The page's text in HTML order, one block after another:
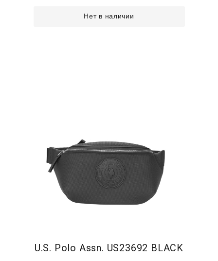
Нет в наличии
U.S. Polo Assn. US23692 BLACK